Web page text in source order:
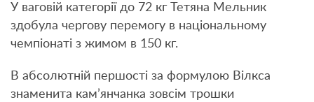
У ваговій категорії до 72 кг Тетяна Мельник
здобула чергову перемогу в національному
чемпіонаті з жимом в 150 кг.
В абсолютній першості за формулою Вілкса
знаменита кам’янчанка зовсім трошки